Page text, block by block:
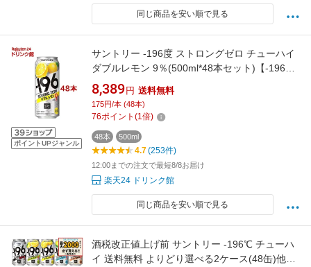
同じ商品を安い順で見る
ポイントUPジャンル
サントリー -196度 ストロングゼロ チューハイ
ダブルレモン 9％(500ml*48本セット)【-196度
ストロングゼロ】[レモンサワー 缶チューハイ
スト缶]
8,389 円 送料無料
175円/本 (48本)
76ポイント (1倍)
48本 500ml
4.7(253件)
12:00までの注文で最短8/8お届け
楽天24 ドリンク館
同じ商品を安い順で見る
酒税改正値上げ前 サントリー -196℃ チューハ
イ 送料無料 よりどり選べる2ケース(48缶)他と